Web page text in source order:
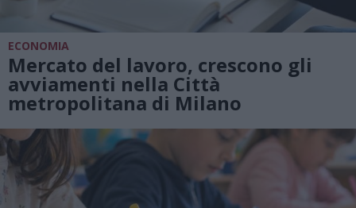
ECONOMIA
Mercato del lavoro, crescono gli
avviamenti nella Città
metropolitana di Milano